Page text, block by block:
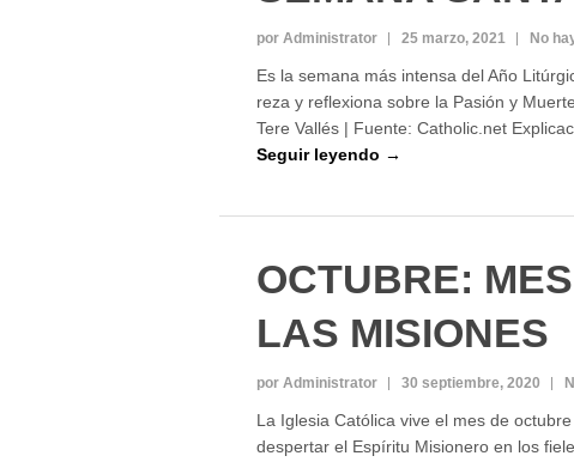
por Administrator 25 marzo, 2021 No
Es la semana más intensa del Año
reza y reflexiona sobre la Pasión y
Tere Vallés | Fuente: Catholic.net
Seguir leyendo →
OCTUBRE:
LAS MISIONES
por Administrator 30 septiembre, 2020
La Iglesia Católica vive el mes de
despertar el Espíritu Misionero en los